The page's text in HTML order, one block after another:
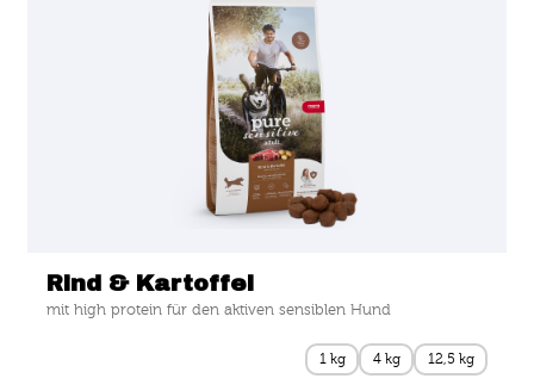
Rind & Kartoffel
mit high protein für den aktiven sensiblen Hund
1 kg 4 kg 12,5 kg